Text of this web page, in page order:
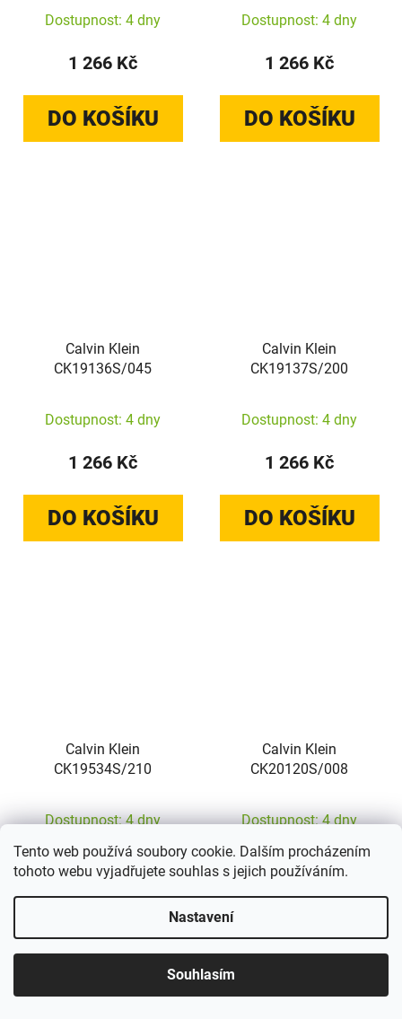
Tento web používá soubory cookie. Dalším procházením
tohoto webu vyjadřujete souhlas s jejich používáním.
Nastavení
Souhlasím
Dostupnost: 4 dny
1 266 Kč
DO KOŠÍKU
Dostupnost: 4 dny
1 266 Kč
DO KOŠÍKU
Calvin Klein
CK19136S/045
Dostupnost: 4 dny
1 266 Kč
DO KOŠÍKU
Calvin Klein
CK19137S/200
Dostupnost: 4 dny
1 266 Kč
DO KOŠÍKU
Calvin Klein
CK19534S/210
Dostupnost: 4 dny
1 266 Kč
Calvin Klein
CK20120S/008
Dostupnost: 4 dny
1 266 Kč